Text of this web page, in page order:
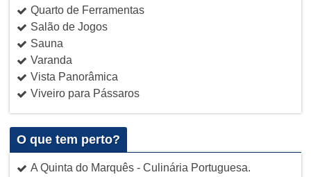
Quarto de Ferramentas
Salão de Jogos
Sauna
Varanda
Vista Panorâmica
Viveiro para Pássaros
O que tem perto?
A Quinta do Marquês - Culinária Portuguesa.